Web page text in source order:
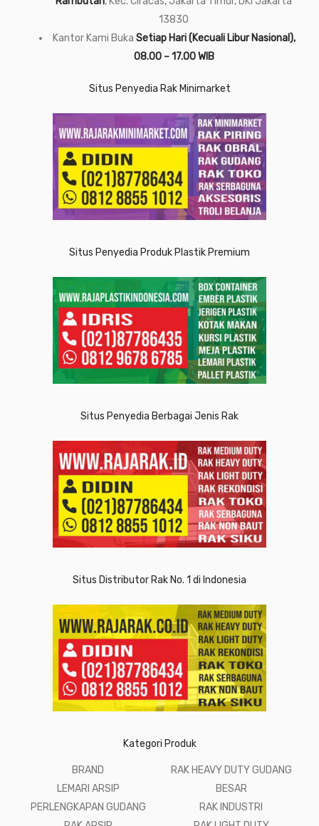
13830
Kantor Kami Buka Setiap Hari (Kecuali Libur Nasional),
08.00 – 17.00 WIB
Situs Penyedia Rak Minimarket
Situs Penyedia Produk Plastik Premium
Situs Penyedia Berbagai Jenis Rak
Situs Distributor Rak No. 1 di Indonesia
Kategori Produk
BRAND
LEMARI ARSIP
PERLENGKAPAN GUDANG
RAK HEAVY DUTY GUDANG
BESAR
RAK INDUSTRI